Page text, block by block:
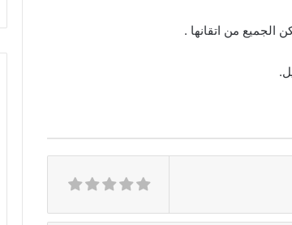
الجميع من اتقانها .